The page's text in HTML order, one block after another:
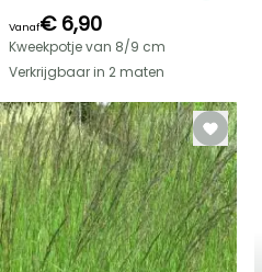
Vanaf€ 6,90
Kweekpotje van 8/9 cm
Verkrijgbaar in 2 maten